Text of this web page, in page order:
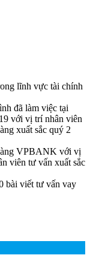
lĩnh vực tài chính
đã làm việc tại
với vị trí nhân viên
xuất sắc quý 2
VPBANK với vị
viên tư vấn xuất sắc
bài viết tư vấn vay